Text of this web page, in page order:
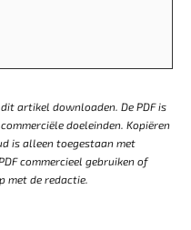
artikel downloaden. De PDF is
doeleinden. Kopiëren
is alleen toegestaan met
commercieel gebruiken of
met de redactie.